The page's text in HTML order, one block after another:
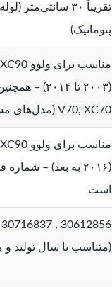
تقریباً ۳۰ سانتی‌متر
پنوماتیک)
V70, XC70 (مدل‌های مشابه)
(۲۰۱۶ به بعد) –
است
(متناسب با سال تولید